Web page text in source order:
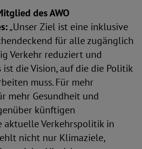
des AWO
„Unser Ziel ist eine inklusive
für alle zugänglich
Verkehr reduziert und
ist die Vision, auf die die Politik
muss. Für mehr
mehr Gesundheit und
künftigen
aktuelle Verkehrspolitik in
nicht nur Klimaziele,